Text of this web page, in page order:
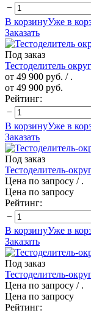
−
В корзинуУже в
Заказать
Под заказ
Тестоделитель
от 49 900 руб. / .
от 49 900 руб.
Рейтинг:
−
В корзинуУже в
Заказать
Под заказ
Тестоделитель-
Цена по запросу / .
Цена по запросу
Рейтинг:
−
В корзинуУже в
Заказать
Под заказ
Тестоделитель-
Цена по запросу / .
Цена по запросу
Рейтинг: